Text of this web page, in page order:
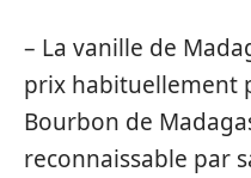
– La vanille de
prix habituellement
Bourbon de
reconnaissable par